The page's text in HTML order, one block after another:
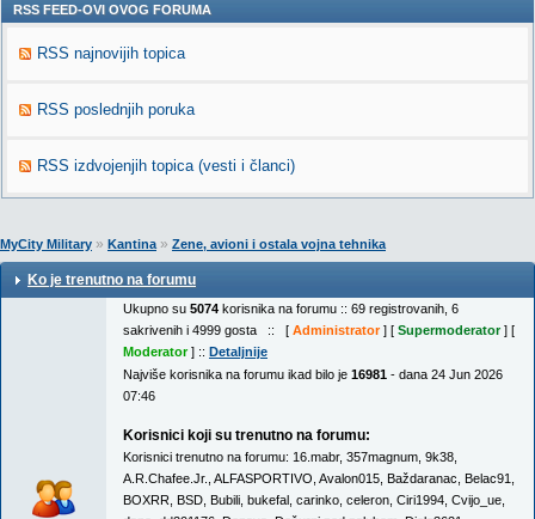
RSS FEED-OVI OVOG FORUMA
RSS najnovijih topica
RSS poslednjih poruka
RSS izdvojenjih topica (vesti i članci)
MyCity Military » Kantina» Zene, avioni i ostala vojna tehnika
Ko je trenutno na forumu
Ukupno su 5074 korisnika na forumu :: 69 registrovanih, 6
sakrivenih i 4999 gosta :: [ Administrator] [ Supermoderator] [
Moderator] :: Detaljnije
Najviše korisnika na forumu ikad bilo je 16981 - dana 24 Jun 2026
07:46
Korisnici koji su trenutno na forumu:
Korisnici trenutno na forumu: 16.mabr, 357magnum 9k38
A.R.Chafee.Jr. ALFASPORTIVO Avalon015 Baždaranac Belac91
BOXRR BSD Bubili bukefal carinko celeron Ciri1994 Cvijo_ue